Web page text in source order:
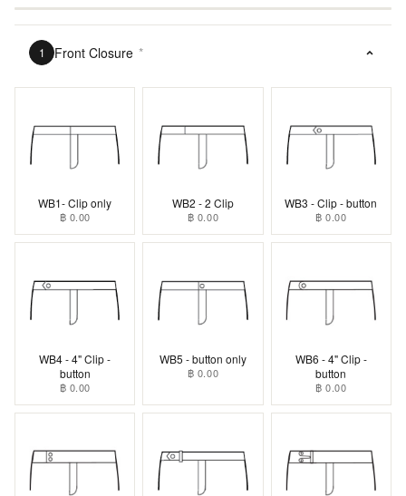
1 Front Closure *
WB1- Clip only
฿ 0.00
WB2 - 2 Clip
฿ 0.00
WB3 - Clip - button
฿ 0.00
WB4 - 4" Clip -
button
฿ 0.00
WB5 - button only
฿ 0.00
WB6 - 4" Clip -
button
฿ 0.00